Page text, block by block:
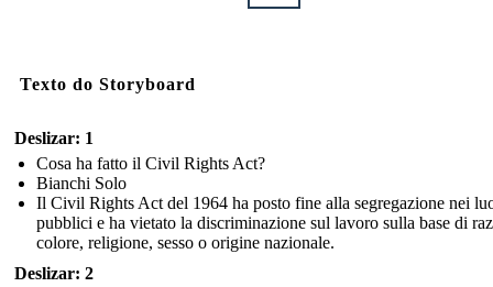
Texto do Storyboard
Deslizar: 1
Cosa ha fatto il Civil Rights Act?
Bianchi Solo
Il Civil Rights Act del 1964 ha posto fine alla segregazione nei
pubblici e ha vietato la discriminazione sul lavoro sulla base di
colore, religione, sesso o origine nazionale.
Deslizar: 2